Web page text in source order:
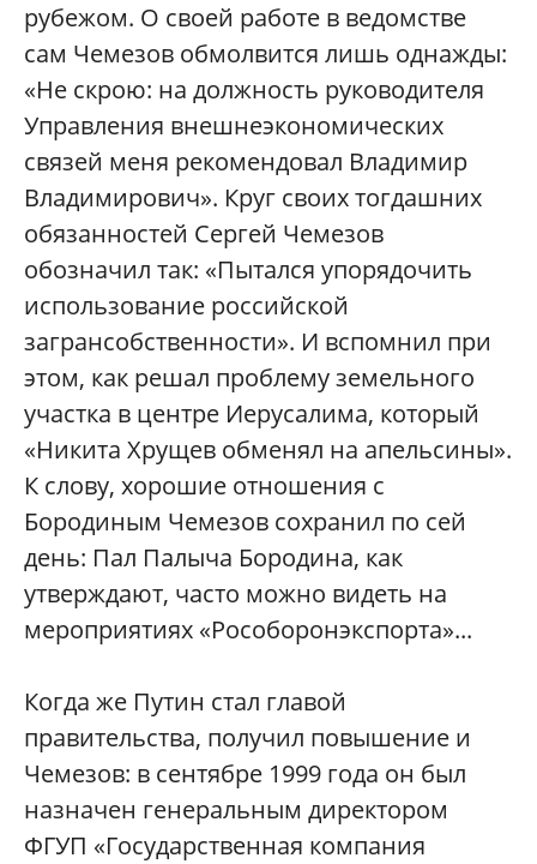
рубежом. О своей работе в ведомстве
сам Чемезов обмолвится лишь однажды:
«Не скрою: на должность руководителя
Управления внешнеэкономических
связей меня рекомендовал Владимир
Владимирович». Круг своих тогдашних
обязанностей Сергей Чемезов
обозначил так: «Пытался упорядочить
использование российской
загрансобственности». И вспомнил при
этом, как решал проблему земельного
участка в центре Иерусалима, который
«Никита Хрущев обменял на апельсины».
К слову, хорошие отношения с
Бородиным Чемезов сохранил по сей
день: Пал Палыча Бородина, как
утверждают, часто можно видеть на
мероприятиях «Рособоронэкспорта»...
Когда же Путин стал главой
правительства, получил повышение и
Чемезов: в сентябре 1999 года он был
назначен генеральным директором
ФГУП «Государственная компания